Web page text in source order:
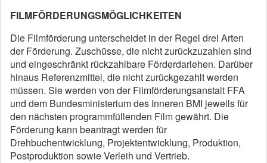
FILMFÖRDERUNGSMÖGLICHKEITEN
Die Filmförderung unterscheidet in der Regel drei Arten
der Förderung. Zuschüsse, die nicht zurückzuzahlen sind
und eingeschränkt rückzahlbare Förderdarlehen. Darüber
hinaus Referenzmittel, die nicht zurückgezahlt werden
müssen. Sie werden von der Filmförderungsanstalt FFA
und dem Bundesministerium des Inneren BMI jeweils für
den nächsten programmfüllenden Film gewährt. Die
Förderung kann beantragt werden für
Drehbuchentwicklung, Projektentwicklung, Produktion,
Postproduktion sowie Verleih und Vertrieb.